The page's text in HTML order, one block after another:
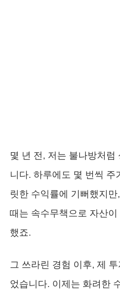
몇 년 전, 저는 불나방처럼
니다. 하루에도 몇 번씩 주
릿한 수익률에 기뻐했지
때는 속수무책으로 자산
했죠.
그 쓰라린 경험 이후, 제
었습니다. 이제는 화려한